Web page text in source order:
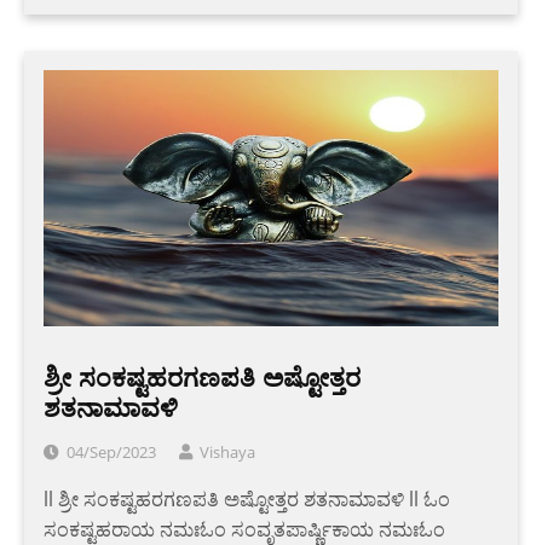
‌ಶ್ರೀ ಸಂಕಷ್ಟಹರಗಣಪತಿ ಅಷ್ಟೋತ್ತರ
ಶತನಾಮಾವಳಿ
04/Sep/2023 Vishaya
‌ll ಶ್ರೀ ಸಂಕಷ್ಟಹರಗಣಪತಿ ಅಷ್ಟೋತ್ತರ ಶತನಾಮಾವಳಿ ll ಓಂ
ಸಂಕಷ್ಟಹರಾಯ ನಮಃಓಂ ಸಂವೃತಪಾರ್ಷ್ಣಿಕಾಯ ನಮಃಓಂ